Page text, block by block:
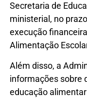
Secretaria de
ministerial, no
execução
Alimentação
Além disso, a
informações sobre
educação